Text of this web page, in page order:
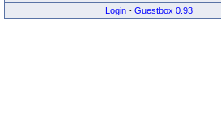
Login - Guestbox 0.93